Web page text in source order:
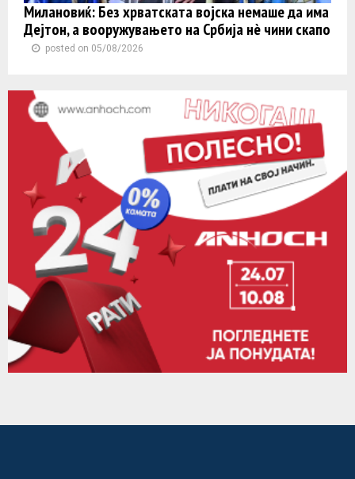
Милановиќ: Без хрватската војска немаше да има
Дејтон, а вооружувањето на Србија нè чини скапо
posted on 05/08/2026